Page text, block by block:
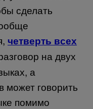
сделать
четверть всех
на двух
а
может говорить
помимо